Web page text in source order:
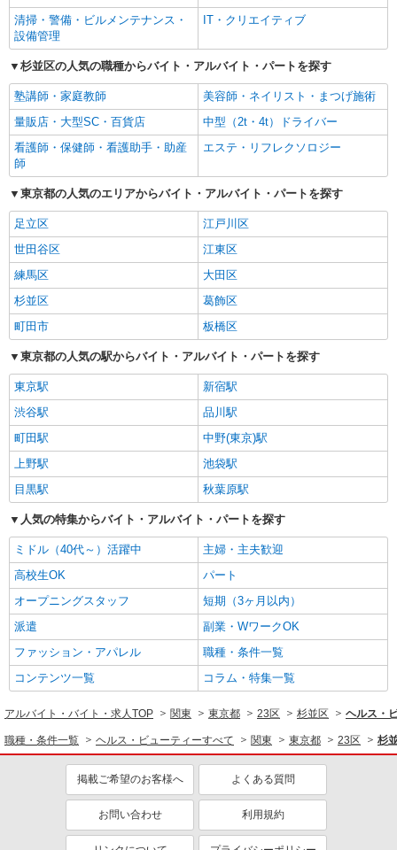
清掃・警備・ビルメンテナンス・
設備管理
IT・クリエイティブ
杉並区の人気の職種からバイト・アルバイト・パートを探す
塾講師・家庭教師
美容師・ネイリスト・まつげ施術
量販店・大型SC・百貨店
中型（2t・4t）ドライバー
看護師・保健師・看護助手・助産
師
エステ・リフレクソロジー
東京都の人気のエリアからバイト・アルバイト・パートを探す
足立区
江戸川区
世田谷区
江東区
練馬区
大田区
杉並区
葛飾区
町田市
板橋区
東京都の人気の駅からバイト・アルバイト・パートを探す
東京駅
新宿駅
渋谷駅
品川駅
町田駅
中野(東京)駅
上野駅
池袋駅
目黒駅
秋葉原駅
人気の特集からバイト・アルバイト・パートを探す
ミドル（40代～）活躍中
主婦・主夫歓迎
高校生OK
パート
オープニングスタッフ
短期（3ヶ月以内）
派遣
副業・WワークOK
ファッション・アパレル
職種・条件一覧
コンテンツ一覧
コラム・特集一覧
アルバイト・バイト・求人TOP 関東 東京都 23区 杉並区 ヘルス・
職種・条件一覧 ヘルス・ビューティーすべて 関東 東京都 23区 杉
掲載ご希望のお客様へ よくある質問
お問い合わせ 利用規約